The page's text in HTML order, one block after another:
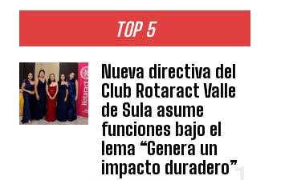
TOP 5
Nueva directiva del
Club Rotaract Valle
de Sula asume
funciones bajo el
lema “Genera un
impacto duradero”